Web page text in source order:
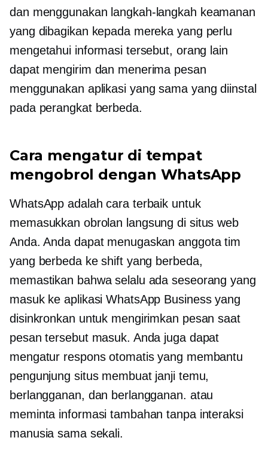
dan menggunakan langkah-langkah keamanan
yang dibagikan kepada mereka yang perlu
mengetahui informasi tersebut, orang lain
dapat mengirim dan menerima pesan
menggunakan aplikasi yang sama yang diinstal
pada perangkat berbeda.
Cara mengatur di tempat
mengobrol dengan WhatsApp
WhatsApp adalah cara terbaik untuk
memasukkan obrolan langsung di situs web
Anda. Anda dapat menugaskan anggota tim
yang berbeda ke shift yang berbeda,
memastikan bahwa selalu ada seseorang yang
masuk ke aplikasi WhatsApp Business yang
disinkronkan untuk mengirimkan pesan saat
pesan tersebut masuk. Anda juga dapat
mengatur respons otomatis yang membantu
pengunjung situs membuat janji temu,
berlangganan, dan berlangganan. atau
meminta informasi tambahan tanpa interaksi
manusia sama sekali.